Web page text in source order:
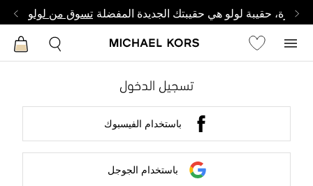
وصغيرة، حقيبة لولو هي حقيبتك الجديدة المفضلة تسوق من لولو
تسجيل الدخول
باستخدام الفيسبوك
باستخدام الجوجل